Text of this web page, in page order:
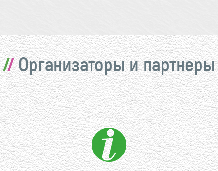
Организаторы и партнеры